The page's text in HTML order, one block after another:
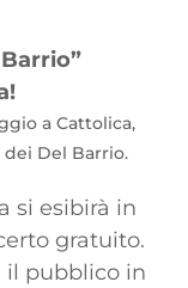
Barrio”
a Cattolica,
Del Barrio.
si esibirà in
gratuito.
il pubblico in